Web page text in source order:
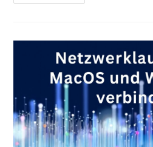
NerdQaxe++
Wasserkühlung